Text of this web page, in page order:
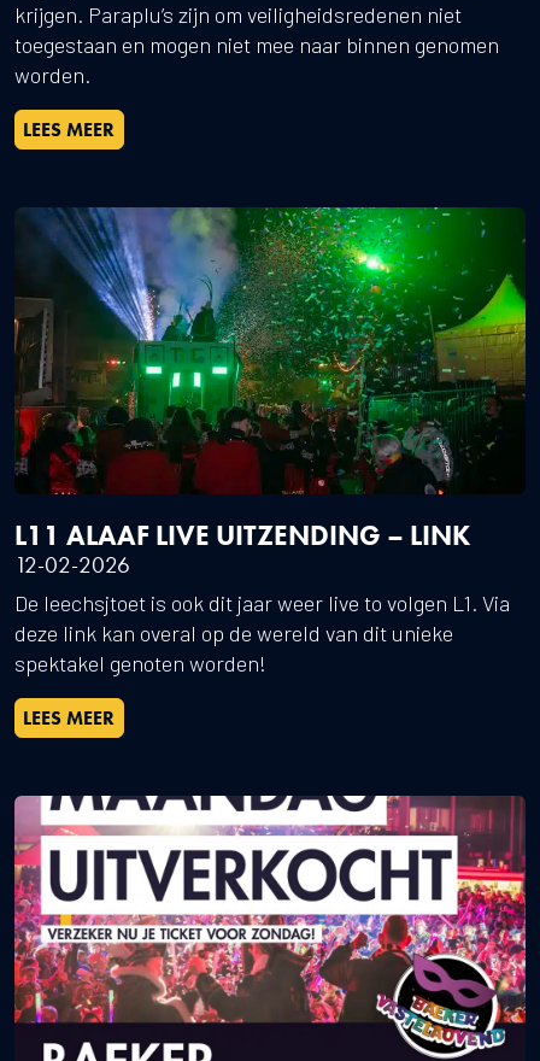
krijgen. Paraplu’s zijn om veiligheidsredenen niet
toegestaan en mogen niet mee naar binnen genomen
worden.
LEES MEER
L11 ALAAF LIVE UITZENDING – LINK
12-02-2026
De leechsjtoet is ook dit jaar weer live to volgen L1. Via
deze link kan overal op de wereld van dit unieke
spektakel genoten worden!
LEES MEER